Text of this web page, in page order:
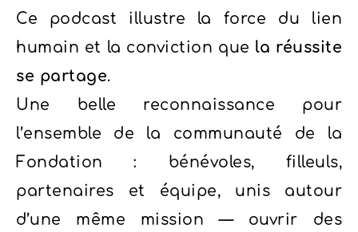
Ce podcast illustre la force du lien
humain et la conviction que la réussite
se partage.
Une belle reconnaissance pour
l’ensemble de la communauté de la
Fondation : bénévoles, filleuls,
partenaires et équipe, unis autour
d’une même mission — ouvrir des